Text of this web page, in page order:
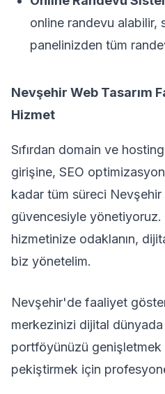
online randevu alabilir,
panelinizden tüm
Nevşehir Web Tasarım
Hizmet
Sıfırdan domain ve
girişine, SEO
kadar tüm süreci Nevşehir
güvencesiyle yönetiyoruz.
hizmetinize odaklanın,
biz yönetelim.
Nevşehir'de faaliyet
merkezinizi dijital
portföyünüzü genişletmek
pekiştirmek için